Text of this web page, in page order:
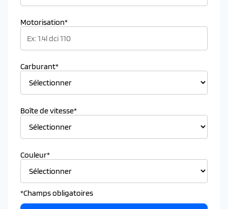
Motorisation*
Carburant*
Boîte de vitesse*
Couleur*
*Champs obligatoires